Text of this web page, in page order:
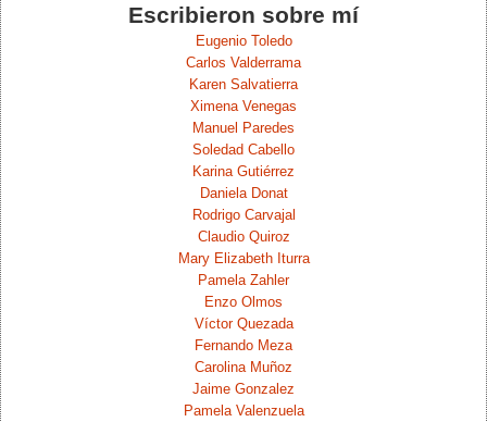
Escribieron sobre mí
Eugenio Toledo
Carlos Valderrama
Karen Salvatierra
Ximena Venegas
Manuel Paredes
Soledad Cabello
Karina Gutiérrez
Daniela Donat
Rodrigo Carvajal
Claudio Quiroz
Mary Elizabeth Iturra
Pamela Zahler
Enzo Olmos
Víctor Quezada
Fernando Meza
Carolina Muñoz
Jaime Gonzalez
Pamela Valenzuela